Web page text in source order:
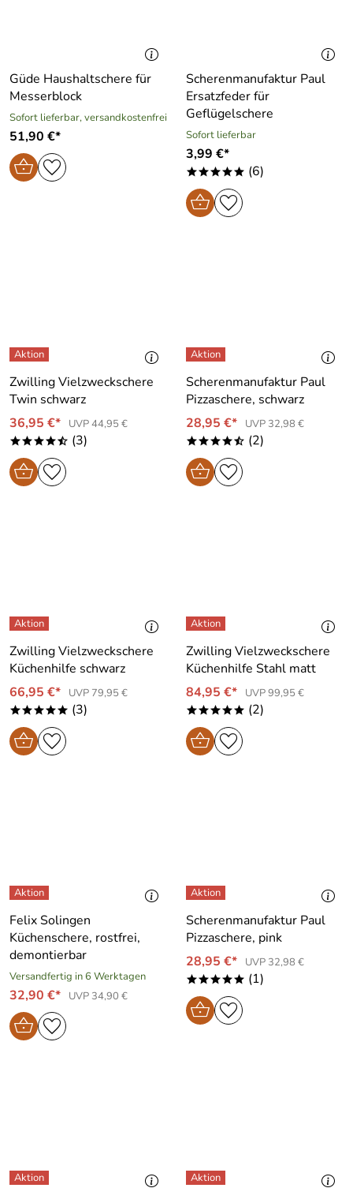
Güde Haushaltschere für
Messerblock
Sofort lieferbar, versandkostenfrei
51,90 €*
Scherenmanufaktur Paul
Ersatzfeder für
Geflügelschere
Sofort lieferbar
3,99 €*
***** (6)
Zwilling Vielzweckschere
Twin schwarz
36,95 €*
UVP 44,95 €
****/ (3)
Scherenmanufaktur Paul
Pizzaschere, schwarz
28,95 €*
UVP 32,98 €
****/ (2)
Zwilling Vielzweckschere
Küchenhilfe schwarz
66,95 €*
UVP 79,95 €
***** (3)
Zwilling Vielzweckschere
Küchenhilfe Stahl matt
84,95 €*
UVP 99,95 €
***** (2)
Felix Solingen
Küchenschere, rostfrei,
demontierbar
Versandfertig in 6 Werktagen
32,90 €* UVP 34,90 €
Scherenmanufaktur Paul
Pizzaschere, pink
28,95 €*
UVP 32,98 €
***** (1)